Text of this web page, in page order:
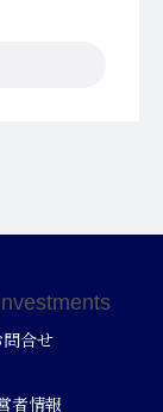
問合せ
者情報